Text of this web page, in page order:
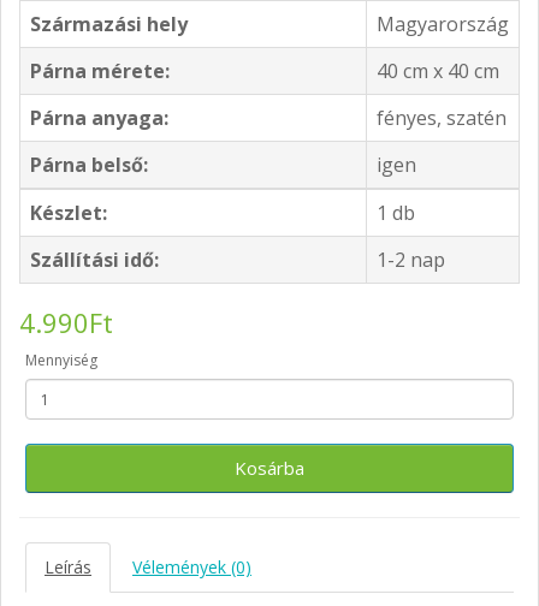
Származási hely
Magyarország
Párna mérete:
40 cm x 40 cm
Párna anyaga:
fényes, szatén
Párna belső:
igen
Készlet:
1 db
Szállítási idő:
1-2 nap
4.990Ft
Mennyiség
Kosárba
Leírás Vélemények (0)